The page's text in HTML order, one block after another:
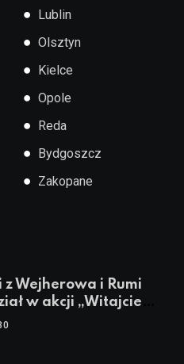
● Lublin
● Olsztyn
● Kielce
● Opole
● Reda
● Bydgoszcz
● Zakopane
z Wejherowa i Rumi
w akcji „Witajcie